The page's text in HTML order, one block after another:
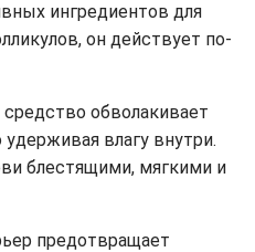
ингредиентов для
он действует по-
обволакивает
влагу внутри.
блестящими, мягкими и
предотвращает